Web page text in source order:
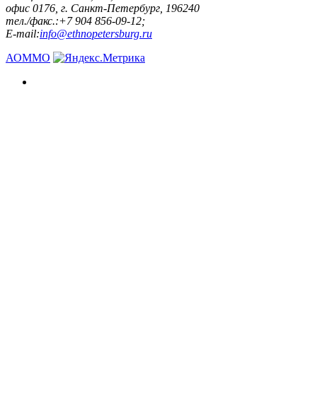
офис 0176, г. Санкт-Петербург, 196240
тел./факс.:+7 904 856-09-12;
E-mail:info@ethnopetersburg.ru
АОММО